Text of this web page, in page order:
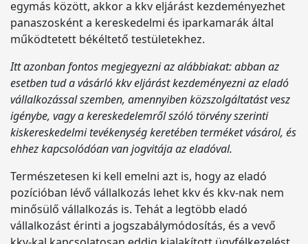
egymás között, akkor a kkv eljárást kezdeményezhet
panaszosként a kereskedelmi és iparkamarák által
működtetett békéltető testületekhez.
Itt azonban fontos megjegyezni az alábbiakat: abban az
esetben tud a vásárló kkv eljárást kezdeményezni az eladó
vállalkozással szemben, amennyiben közszolgáltatást vesz
igénybe, vagy a kereskedelemről szóló törvény szerinti
kiskereskedelmi tevékenység keretében terméket vásárol, és
ehhez kapcsolódóan van jogvitája az eladóval.
Természetesen ki kell emelni azt is, hogy az eladó
pozícióban lévő vállalkozás lehet kkv és kkv-nak nem
minősülő vállalkozás is. Tehát a legtöbb eladó
vállalkozást érinti a jogszabálymódosítás, és a vevő